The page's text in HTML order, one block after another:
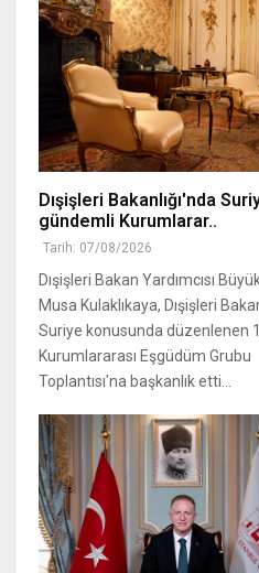
Dışişleri Bakanlığı'nda
gündemli Kurumlarar..
Tarih: 07/08/2026
Dışişleri Bakan Yardımcısı
Musa Kulaklıkaya, Dışişleri
Suriye konusunda düzenlenen
Kurumlararası Eşgüdüm Grubu
Toplantısı'na başkanlık etti...